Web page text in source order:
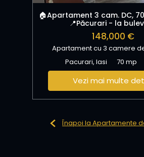
🏠Apartament 3 cam. DC,
📍Păcurari - la
148,000 €
Apartament cu 3 camere
Pacurari, Iasi
70 mp
Vezi mai multe
Înapoi la Apartamente